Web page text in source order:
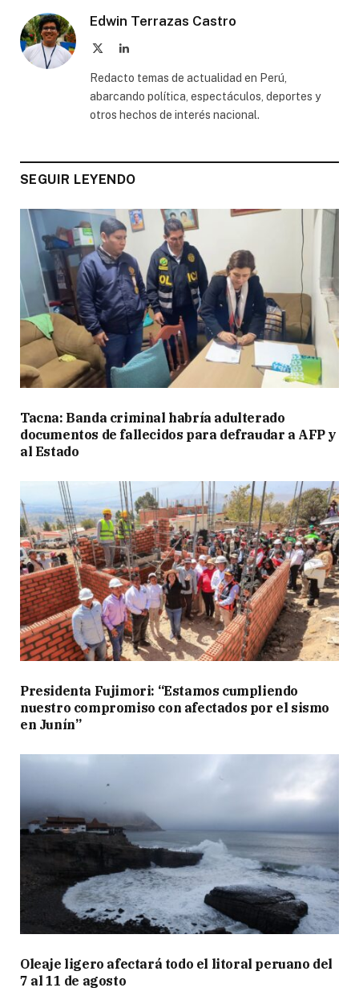
Edwin Terrazas Castro
LinkedIn
Redacto temas de actualidad en Perú,
abarcando política, espectáculos, deportes y
otros hechos de interés nacional.
SEGUIR LEYENDO
Tacna: Banda criminal habría adulterado
documentos de fallecidos para defraudar a AFP y
al Estado
Presidenta Fujimori: “Estamos cumpliendo
nuestro compromiso con afectados por el sismo
en Junín”
Oleaje ligero afectará todo el litoral peruano del
7 al 11 de agosto